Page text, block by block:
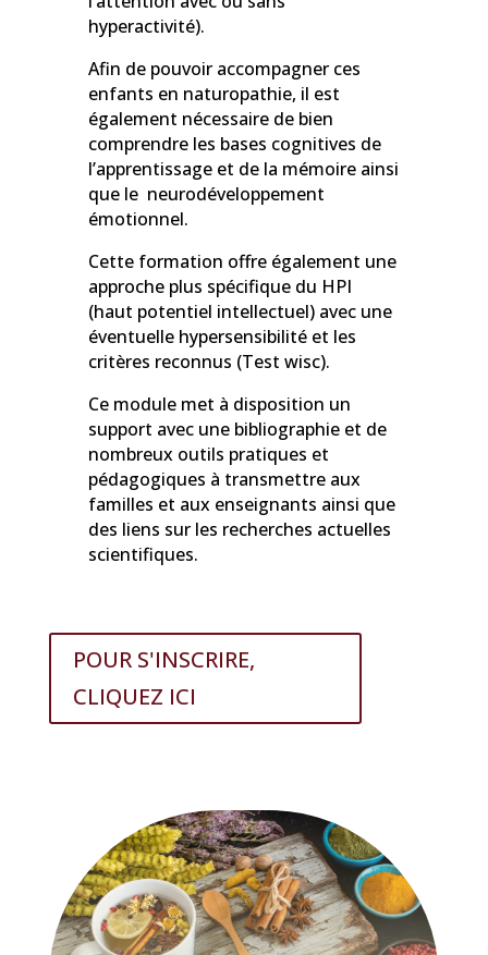
hyperactivité).
Afin de pouvoir accompagner ces
enfants en naturopathie, il est
également nécessaire de bien
comprendre les bases cognitives de
l’apprentissage et de la mémoire ainsi
que le neurodéveloppement
émotionnel.
Cette formation offre également une
approche plus spécifique du HPI
(haut potentiel intellectuel) avec une
éventuelle hypersensibilité et les
critères reconnus (Test wisc).
Ce module met à disposition un
support avec une bibliographie et de
nombreux outils pratiques et
pédagogiques à transmettre aux
familles et aux enseignants ainsi que
des liens sur les recherches actuelles
scientifiques.
POUR S'INSCRIRE,
CLIQUEZ ICI